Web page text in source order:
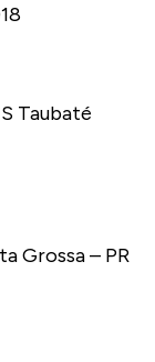
Taubaté
Grossa – PR